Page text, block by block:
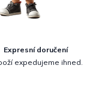
Expresní doručení
expedujeme ihned.